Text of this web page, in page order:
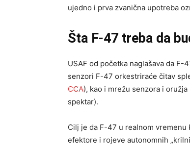
ujedno i prva zvanična upotreba
Šta F-47 treba da
USAF od početka naglašava da F-
senzori F-47 orkestriraće čitav
CCA), kao i mrežu senzora i
spektar).
Cilj je da F-47 u realnom
efektore i rojeve autonomnih